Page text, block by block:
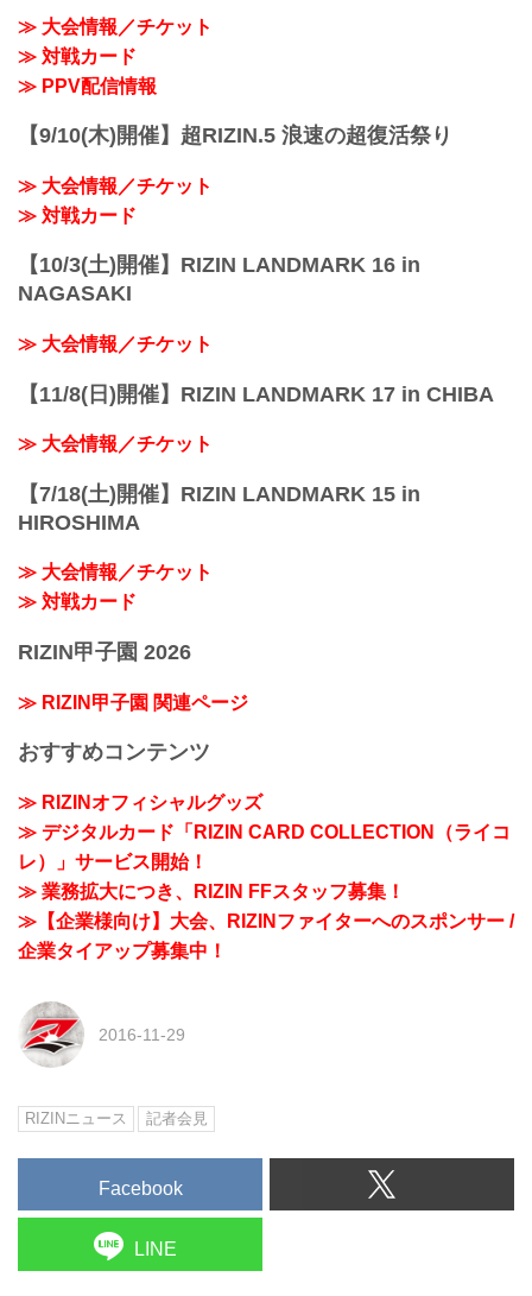
≫ 大会情報／チケット
≫ 対戦カード
≫ PPV配信情報
【9/10(木)開催】超RIZIN.5 浪速の超復活祭り
≫ 大会情報／チケット
≫ 対戦カード
【10/3(土)開催】RIZIN LANDMARK 16 in
NAGASAKI
≫ 大会情報／チケット
【11/8(日)開催】RIZIN LANDMARK 17 in CHIBA
≫ 大会情報／チケット
【7/18(土)開催】RIZIN LANDMARK 15 in
HIROSHIMA
≫ 大会情報／チケット
≫ 対戦カード
RIZIN甲子園 2026
≫ RIZIN甲子園 関連ページ
おすすめコンテンツ
≫ RIZINオフィシャルグッズ
≫ デジタルカード「RIZIN CARD COLLECTION（ライコ
レ）」サービス開始！
≫ 業務拡大につき、RIZIN FFスタッフ募集！
≫【企業様向け】大会、RIZINファイターへのスポンサー /
企業タイアップ募集中！
2016-11-29
RIZINニュース 記者会見
Facebook
LINE